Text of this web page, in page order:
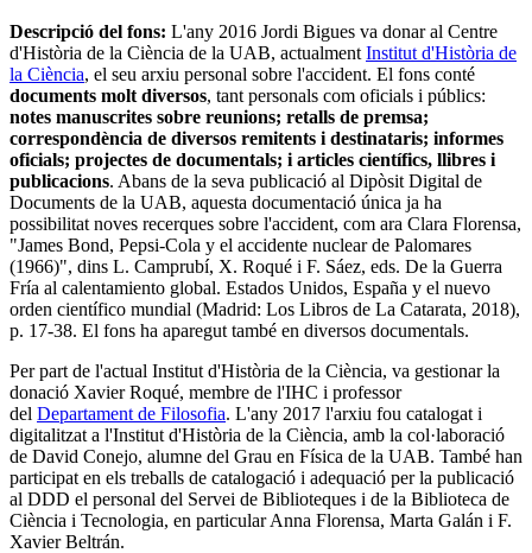
Descripció del fons: L'any 2016 Jordi Bigues va donar al Centre
d'Història de la Ciència de la UAB, actualment Institut d'Història de
la Ciència, el seu arxiu personal sobre l'accident. El fons conté
documents molt diversos, tant personals com oficials i públics:
notes manuscrites sobre reunions; retalls de premsa;
correspondència de diversos remitents i destinataris; informes
oficials; projectes de documentals; i articles científics, llibres i
publicacions. Abans de la seva publicació al Dipòsit Digital de
Documents de la UAB, aquesta documentació única ja ha
possibilitat noves recerques sobre l'accident, com ara Clara Florensa,
"James Bond, Pepsi-Cola y el accidente nuclear de Palomares
(1966)", dins L. Camprubí, X. Roqué i F. Sáez, eds. De la Guerra
Fría al calentamiento global. Estados Unidos, España y el nuevo
orden científico mundial (Madrid: Los Libros de La Catarata, 2018),
p. 17-38. El fons ha aparegut també en diversos documentals.
Per part de l'actual Institut d'Història de la Ciència, va gestionar la
donació Xavier Roqué, membre de l'IHC i professor
del Departament de Filosofia. L'any 2017 l'arxiu fou catalogat i
digitalitzat a l'Institut d'Història de la Ciència, amb la col·laboració
de David Conejo, alumne del Grau en Física de la UAB. També han
participat en els treballs de catalogació i adequació per la publicació
al DDD el personal del Servei de Biblioteques i de la Biblioteca de
Ciència i Tecnologia, en particular Anna Florensa, Marta Galán i F.
Xavier Beltrán.